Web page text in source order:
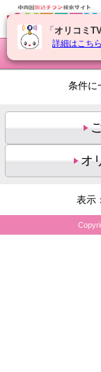
コープえひめ
条件に
オ
表示
「 オリコミ
詳細はこちら